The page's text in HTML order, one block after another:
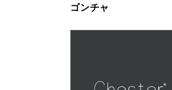
ゴンチャ